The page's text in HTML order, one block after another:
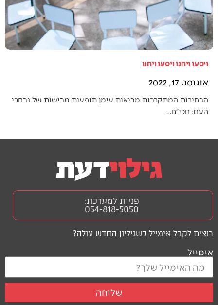
ויסעו ויחנו ויסעו ויחנו
אוגוסט 17, 2022
הבחירות המתקרבות מביאות עימן תופעות מבישות של נבחרי
העם: חכי״ם…
רוצים לקבל אימייל כשגיליון החדש עולה?
אימייל
שליחה
פניות למערכת:
054-818-5050